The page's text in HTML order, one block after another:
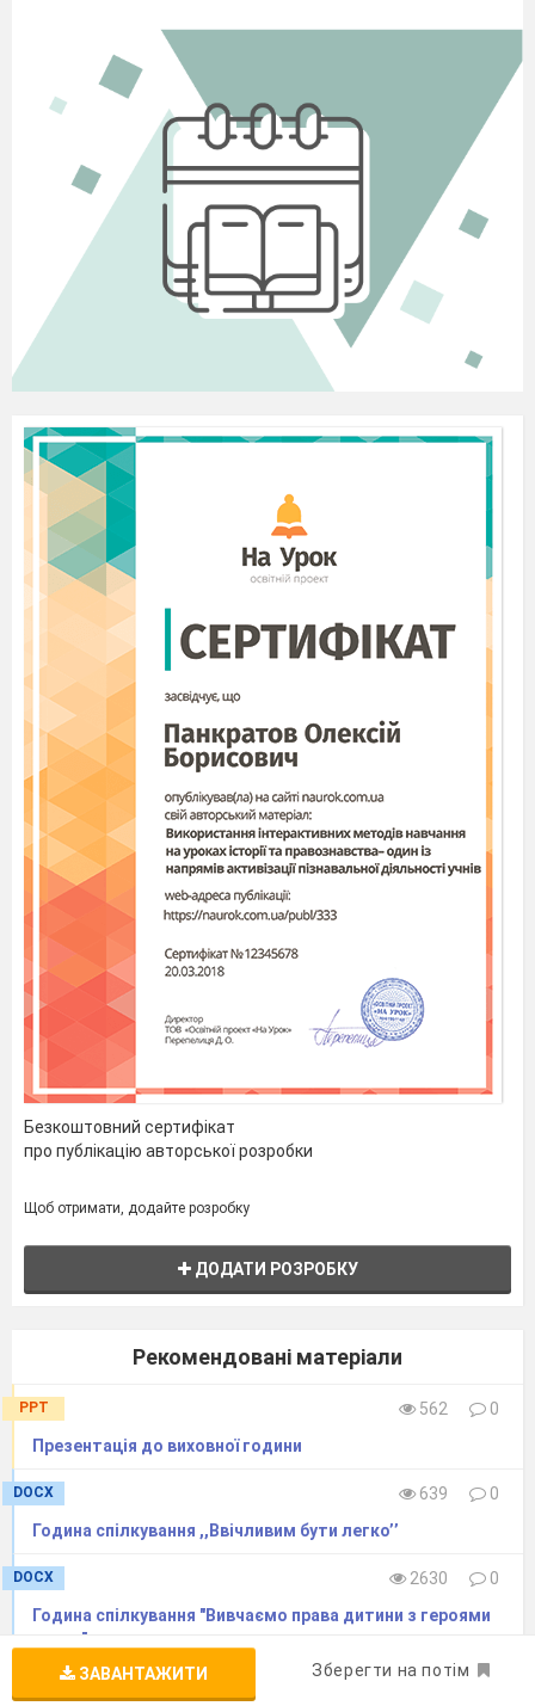
Безкоштовний сертифікат
про публікацію авторської розробки
Щоб отримати, додайте розробку
ДОДАТИ РОЗРОБКУ
Рекомендовані матеріали
PPT 562
0
Презентація до виховної години
DOCX 639
0
Година спілкування ,,Ввічливим бути легко’’
DOCX 2630
0
Година спілкування "Вивчаємо права дитини з героями
казок"
ЗАВАНТАЖИТИ Зберегти на потім